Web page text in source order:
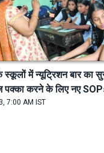
स्कूलों में न्यूट्रिशन बार का
पक्का करने के लिए नए
7:00 AM IST